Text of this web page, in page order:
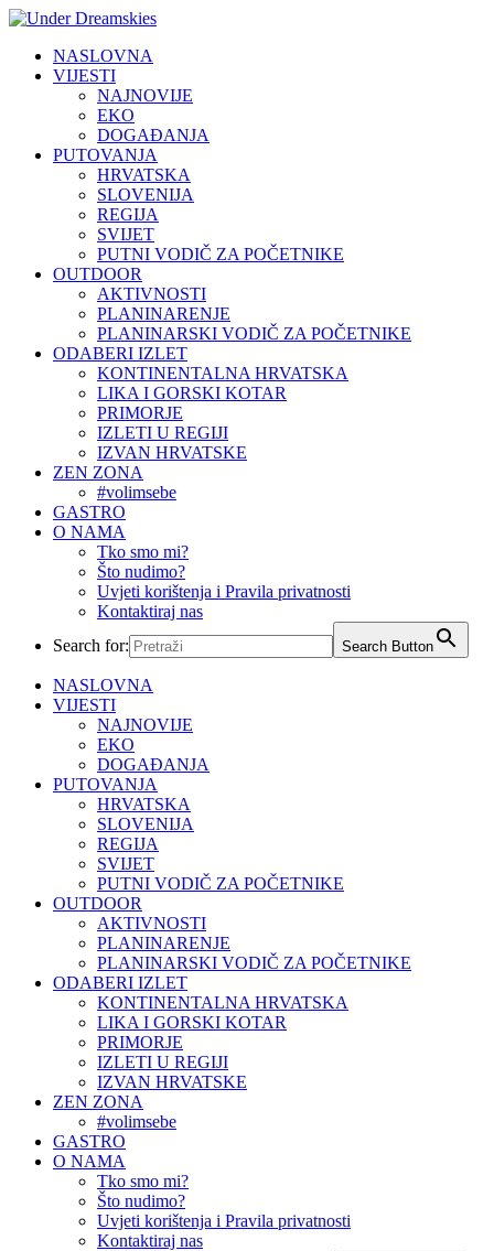
NASLOVNA
VIJESTI
NAJNOVIJE
EKO
DOGAĐANJA
PUTOVANJA
HRVATSKA
SLOVENIJA
REGIJA
SVIJET
PUTNI VODIČ ZA POČETNIKE
OUTDOOR
AKTIVNOSTI
PLANINARENJE
PLANINARSKI VODIČ ZA POČETNIKE
ODABERI IZLET
KONTINENTALNA HRVATSKA
LIKA I GORSKI KOTAR
PRIMORJE
IZLETI U REGIJI
IZVAN HRVATSKE
ZEN ZONA
#volimsebe
GASTRO
O NAMA
Tko smo mi?
Što nudimo?
Uvjeti korištenja i Pravila privatnosti
Kontaktiraj nas
Search for:
Search Button
NASLOVNA
VIJESTI
NAJNOVIJE
EKO
DOGAĐANJA
PUTOVANJA
HRVATSKA
SLOVENIJA
REGIJA
SVIJET
PUTNI VODIČ ZA POČETNIKE
OUTDOOR
AKTIVNOSTI
PLANINARENJE
PLANINARSKI VODIČ ZA POČETNIKE
ODABERI IZLET
KONTINENTALNA HRVATSKA
LIKA I GORSKI KOTAR
PRIMORJE
IZLETI U REGIJI
IZVAN HRVATSKE
ZEN ZONA
#volimsebe
GASTRO
O NAMA
Tko smo mi?
Što nudimo?
Uvjeti korištenja i Pravila privatnosti
Kontaktiraj nas